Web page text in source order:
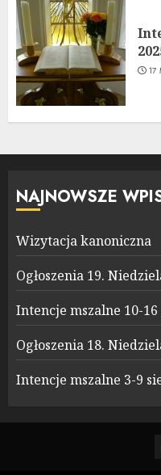
17
NAJNOWSZE
Wizytacja kanoniczna
Ogłoszenia 19.
Intencje mszalne 10-
Ogłoszenia 18.
Intencje mszalne 3-9